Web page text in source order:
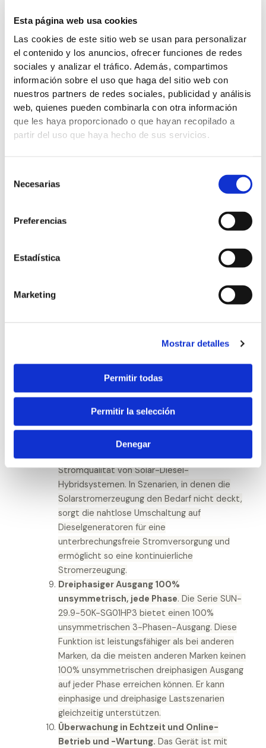
Esta página web usa cookies
Las cookies de este sitio web se usan para personalizar
el contenido y los anuncios, ofrecer funciones de redes
sociales y analizar el tráfico. Además, compartimos
información sobre el uso que haga del sitio web con
nuestros partners de redes sociales, publicidad y análisis
web, quienes pueden combinarla con otra información
que les haya proporcionado o que hayan recopilado a
partir del uso que haya hecho de sus servicios.
Necesarias
Preferencias
Estadística
Marketing
Mostrar detalles
Permitir todas
Permitir la selección
Denegar
Umschalten von Netz auf Netz-Nullniveau
USV. Ausgestattet mit der UPS Zero-Level-
Netz-zu-Netz-Umschaltfunktion,
gewährleistet der Wechselrichter eine
unterbrechungsfreie Stromversorgung. Bei
plötzlichen Stromausfällen schaltet er
automatisch auf Batteriestrom um und liefert
ohne Unterbrechung kontinuierlich Strom, was
ihn zur idealen Wahl für kritische Anwendungen
AC-Kopplung für Flexibilität
eine größere Systemflexibilität ermöglicht. Im
Parallelbetrieb kann der Hybrid-
Wechselrichtern und Mikro-Wechselrichtern
gekoppelt werden, ohne dass umfangreiche
Stromnetze oder Anpassungen erforderlich
Anpassungsfähigkeit an sich verändernde
mehr Stabilität der Stromversorgung
Wechselrichter speichert nicht nur die Energie
der Solarmodule, sondern bezieht auch Strom
von Dieselgeneratoren. Er ist mit einer
automatischen Spannungsregelung
ausgestattet und verbessert so die
Stromqualität von Solar-Diesel-
Hybridsystemen. In Szenarien, in denen die
Solarstromerzeugung den Bedarf nicht deckt,
sorgt die nahtlose Umschaltung auf
Dieselgeneratoren für eine
unterbrechungsfreie Stromversorgung und
ermöglicht so eine kontinuierliche
Stromerzeugung.
Dreiphasiger Ausgang 100%
unsymmetrisch, jede Phase. Die Serie SUN-
29.9-50K-SG01HP3 bietet einen 100%
unsymmetrischen 3-Phasen-Ausgang. Diese
Funktion ist leistungsfähiger als bei anderen
Marken, da die meisten anderen Marken keinen
100% unsymmetrischen dreiphasigen Ausgang
auf jeder Phase erreichen können. Er kann
einphasige und dreiphasige Lastszenarien
gleichzeitig unterstützen.
Überwachung in Echtzeit und Online-
Betrieb und -Wartung. Das Gerät ist mit